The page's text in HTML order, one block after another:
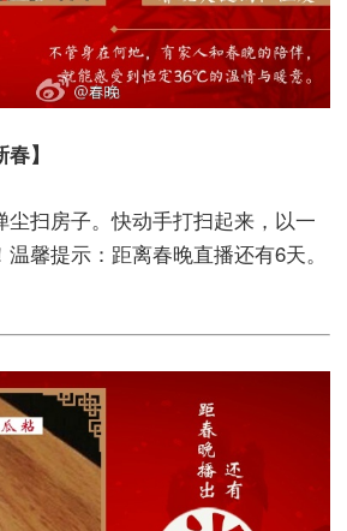
】
扫房子。快动手打扫起来，以一
馨提示：距离春晚直播还有6天。